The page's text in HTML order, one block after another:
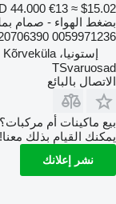
44.000 €13 ≈ $15.02
بضغط الهواء - صمام
0059971236 4720706390, A0059971236, A0049975536, 0049975536
إستونيا، Kõrveküla
TSvaruosad
الاتصال بالبائع
بيع ماكينات أم مركبات؟
يمكنك القيام بذلك معنا!
نشر إعلانك